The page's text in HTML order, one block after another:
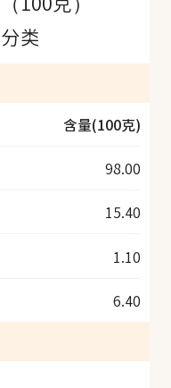
类
含量(100克)
98.00
15.40
1.10
6.40